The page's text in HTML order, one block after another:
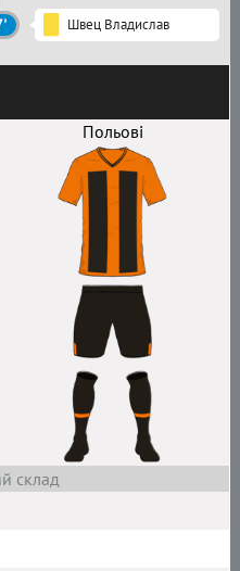
Польові
склад
Швец Владислав